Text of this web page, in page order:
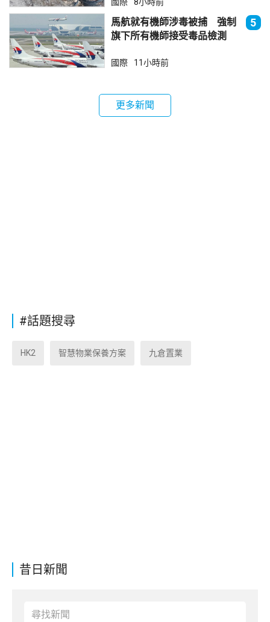
昔日新聞
馬航就有機師涉毒被捕 強制
旗下所有機師接受毒品檢測
5
國際 11小時前
更多新聞
#話題搜尋
HK2 智慧物業保養方案 九倉置業